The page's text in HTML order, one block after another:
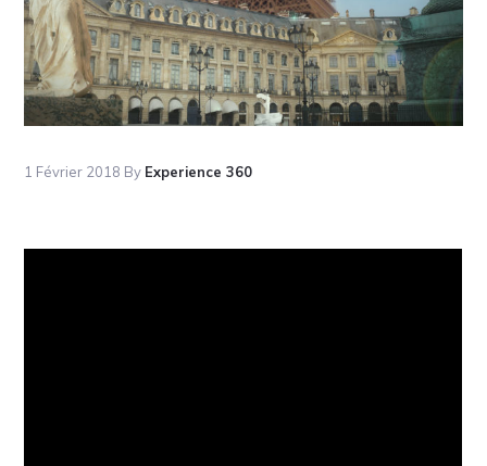
1 Février 2018 By Experience 360